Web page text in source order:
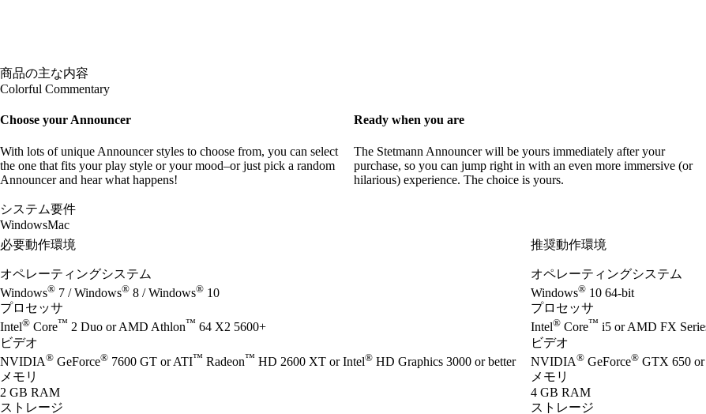
商品の主な内容
Colorful Commentary
Choose your Announcer
With lots of unique Announcer styles to choose from, you can select
the one that fits your play style or your mood–or just pick a random
Announcer and hear what happens!
Ready when you are
The Stetmann Announcer will be yours immediately after your
purchase, so you can jump right in with an even more immersive (or
hilarious) experience. The choice is yours.
システム要件
WindowsMac
必要動作環境
オペレーティングシステム
Windows® 7 / Windows® 8 / Windows® 10
プロセッサ
Intel® Core™ 2 Duo or AMD Athlon™ 64 X2 5600+
ビデオ
NVIDIA® GeForce® 7600 GT or ATI™ Radeon™ HD 2600 XT or Intel® HD Graphics 3000 or better
メモリ
2 GB RAM
ストレージ
推奨動作環境
オペレーティングシステム
Windows® 10 64-bit
プロセッサ
Intel® Core™ i5 or AMD FX
ビデオ
NVIDIA® GeForce® GTX 650
メモリ
4 GB RAM
ストレージ